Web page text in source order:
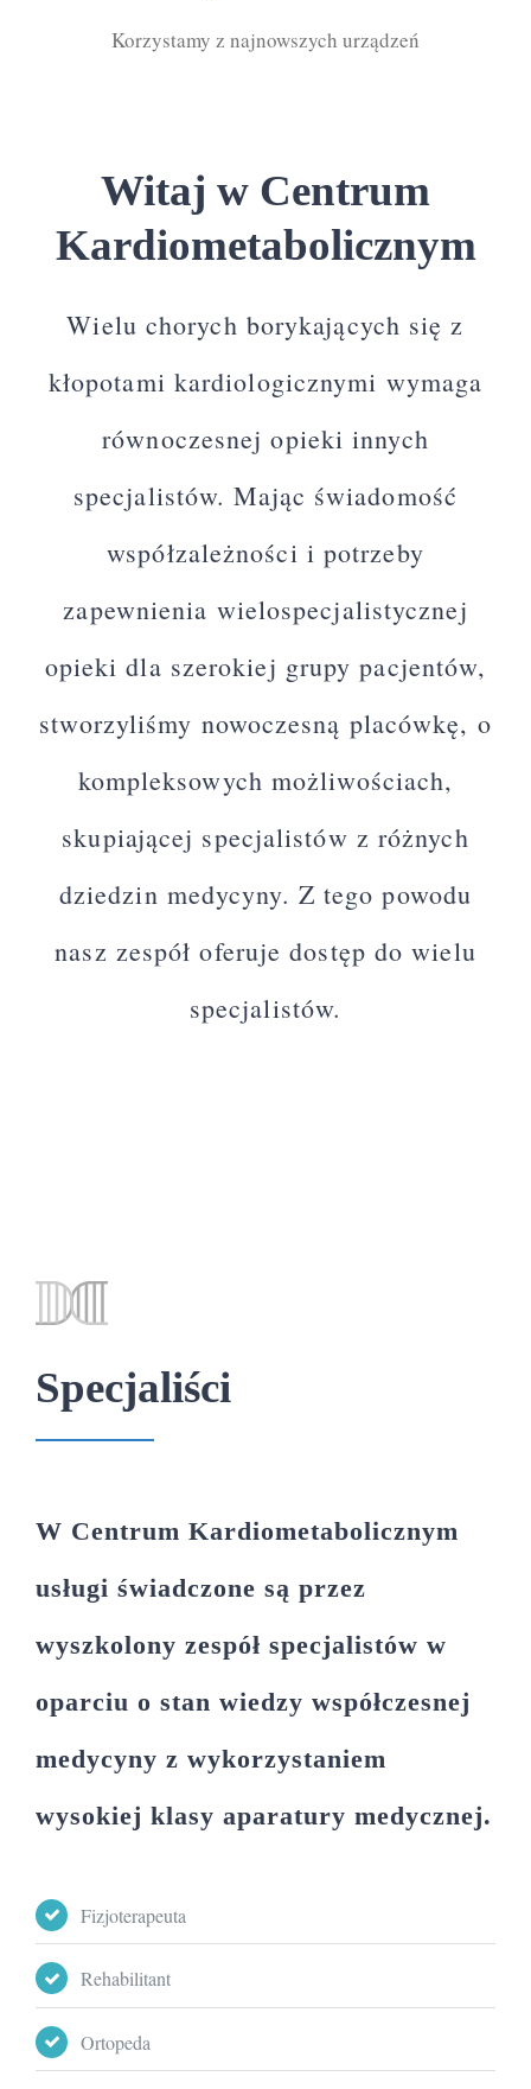
Korzystamy z najnowszych urządzeń
Witaj w Centrum
Kardiometabolicznym
Wielu chorych borykających się z
kłopotami kardiologicznymi wymaga
równoczesnej opieki innych
specjalistów. Mając świadomość
współzależności i potrzeby
zapewnienia wielospecjalistycznej
opieki dla szerokiej grupy pacjentów,
stworzyliśmy nowoczesną placówkę, o
kompleksowych możliwościach,
skupiającej specjalistów z różnych
dziedzin medycyny. Z tego powodu
nasz zespół oferuje dostęp do wielu
specjalistów.
Specjaliści
W Centrum Kardiometabolicznym
usługi świadczone są przez
wyszkolony zespół specjalistów w
oparciu o stan wiedzy współczesnej
medycyny z wykorzystaniem
wysokiej klasy aparatury medycznej.
Fizjoterapeuta
Rehabilitant
Ortopeda